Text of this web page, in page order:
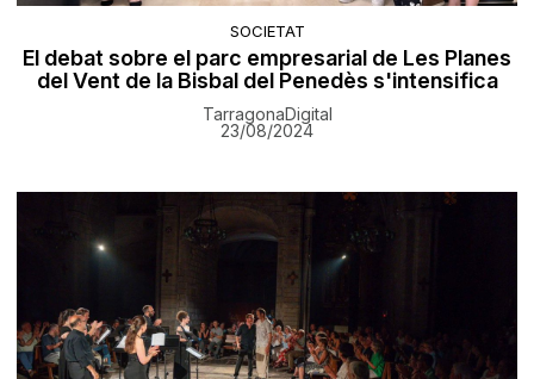
SOCIETAT
El debat sobre el parc empresarial de Les Planes
del Vent de la Bisbal del Penedès s'intensifica
TarragonaDigital
23/08/2024